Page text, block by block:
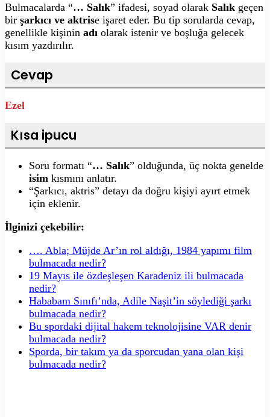
Bulmacalarda “… Salık” ifadesi, soyad olarak Salık geçen
bir şarkıcı ve aktrise işaret eder. Bu tip sorularda cevap,
genellikle kişinin adı olarak istenir ve boşluğa gelecek
kısım yazdırılır.
Cevap
Ezel
Kısa ipucu
Soru formatı “… Salık” olduğunda, üç nokta genelde
isim kısmını anlatır.
“Şarkıcı, aktris” detayı da doğru kişiyi ayırt etmek
için eklenir.
İlginizi çekebilir:
…. Abla; Müjde Ar’ın rol aldığı, 1984 yapımı film
bulmacada nedir?
19 Mayıs ile özdeşleşen Karadeniz ili bulmacada
nedir?
Hababam Sınıfı’nda, Adile Naşit’in söylediği şarkı
bulmacada nedir?
Bu spordaki dijital hakem teknolojisine VAR denir
bulmacada nedir?
Sporda, bir takım ya da sporcudan yana olan kişi
bulmacada nedir?